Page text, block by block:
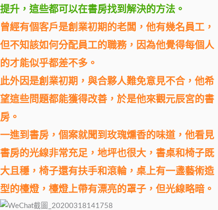
提升，這些都可以在書房找到解決的方法。
曾經有個客戶是創業初期的老闆，他有幾名員工，
但不知該如何分配員工的職務，因為他覺得每個人
的才能似乎都差不多。
此外因是創業初期，與合夥人難免意見不合，他希
望這些問題都能獲得改善，於是他來觀元辰宮的書
房。
一進到書房，個案就聞到玫瑰燻香的味道，他看見
書房的光線非常充足，地坪也很大，書桌和椅子既
大且穩，椅子還有扶手和滾輪，桌上有一盞藝術造
型的檯燈，檯燈上帶有漂亮的罩子，但光線略暗。